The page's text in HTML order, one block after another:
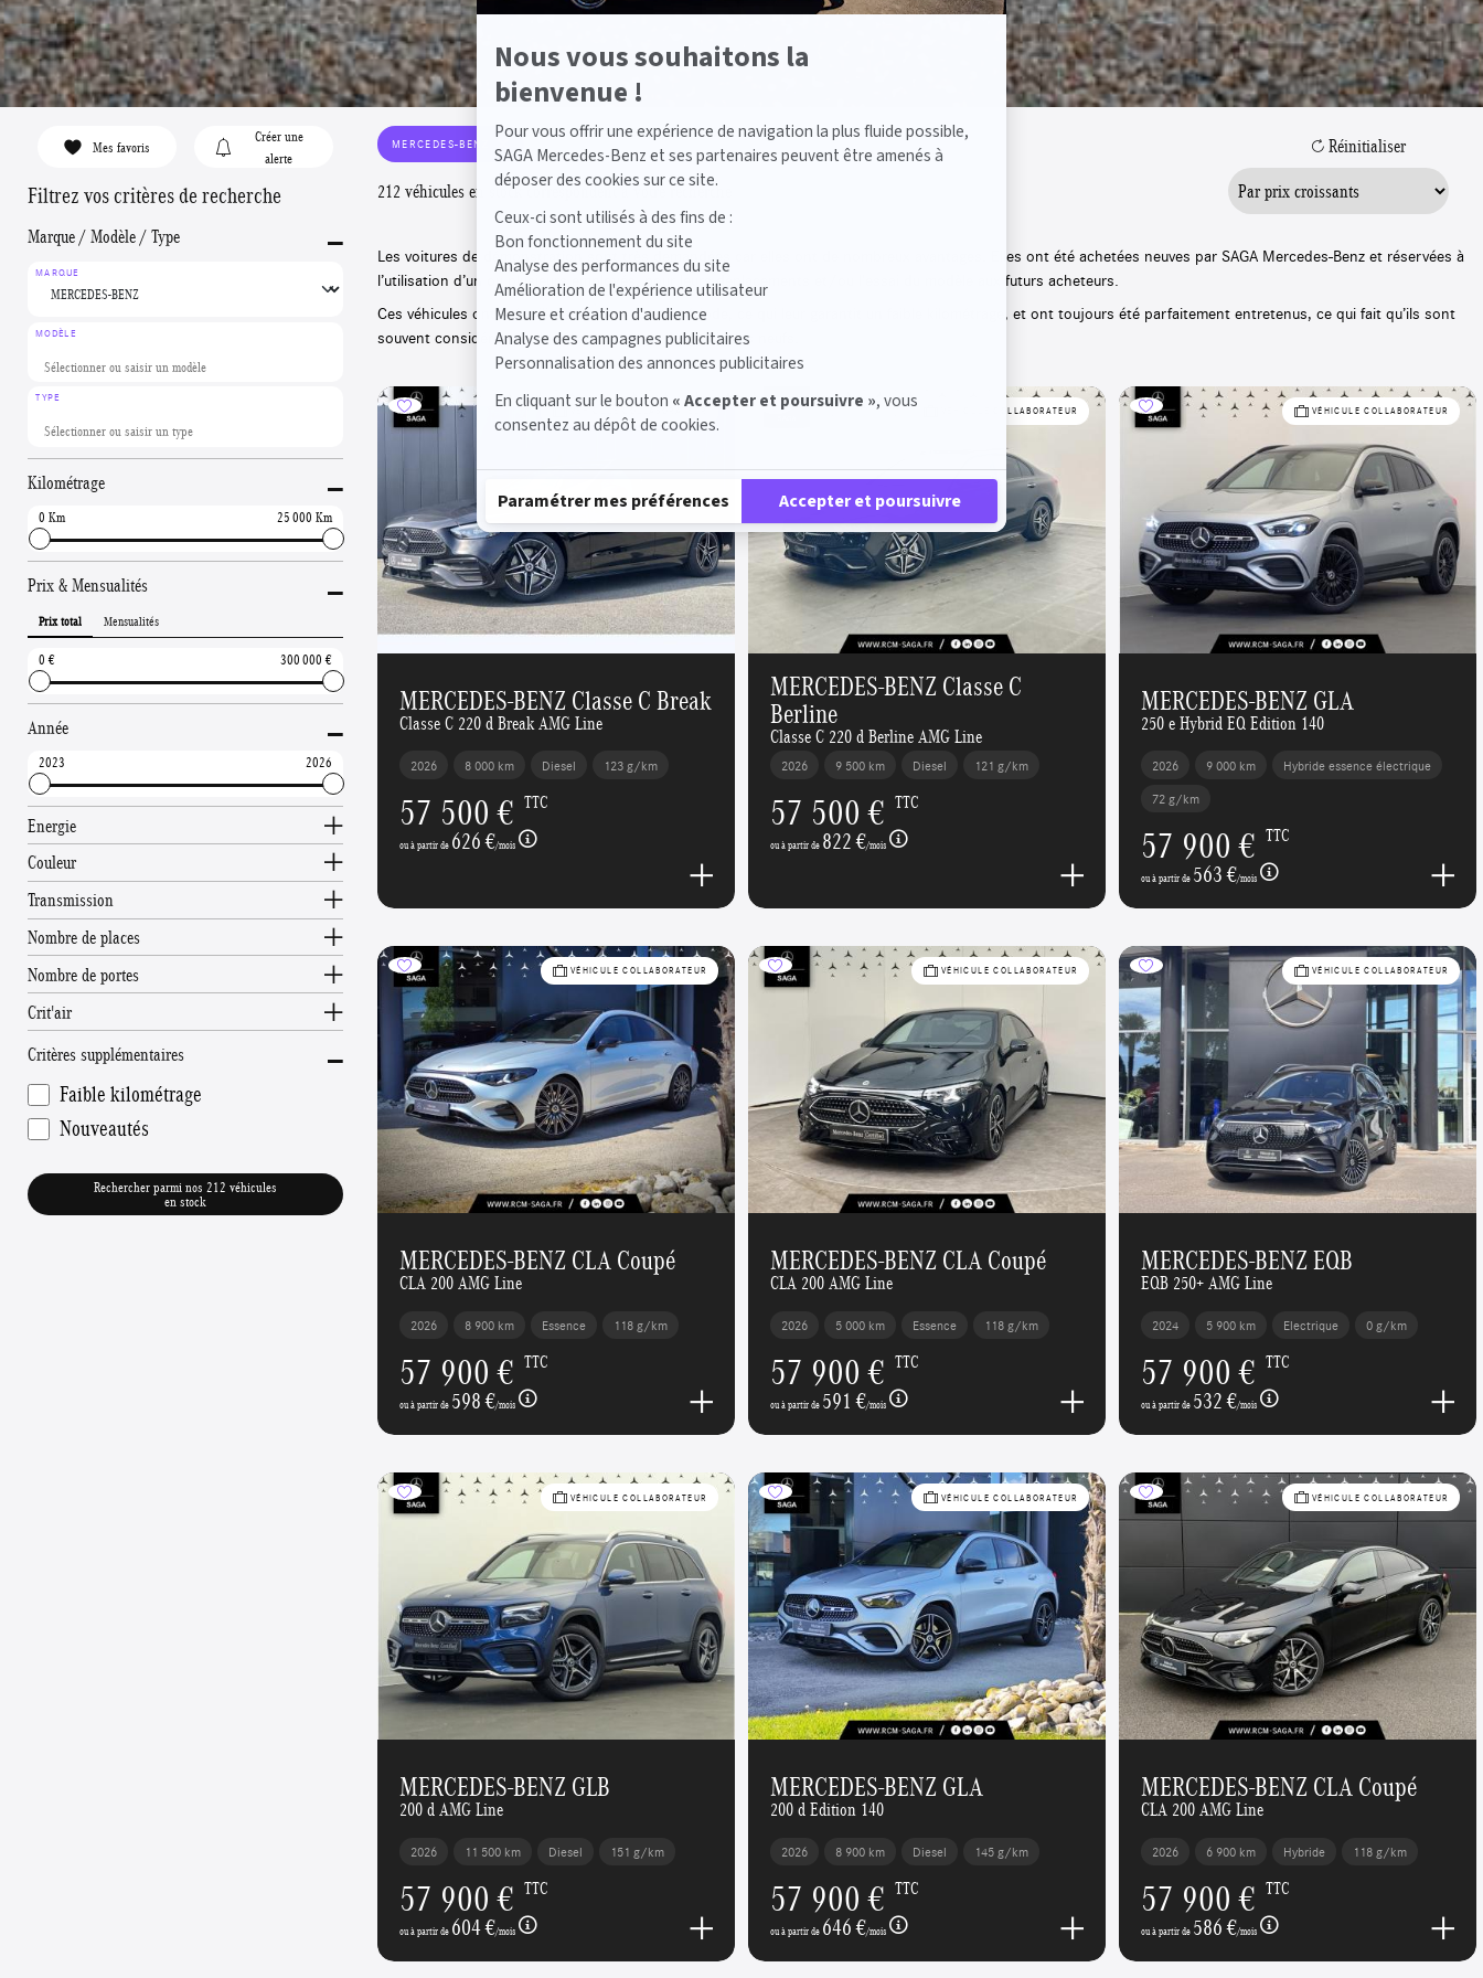
Nous vous souhaitons la
bienvenue !
Pour vous offrir une expérience de navigation la plus fluide possible,
SAGA Mercedes-Benz et ses partenaires peuvent être amenés à
déposer des cookies sur ce site.
Ceux-ci sont utilisés à des fins de :
Bon fonctionnement du site
Analyse des performances du site
Amélioration de l'expérience utilisateur
Mesure et création d'audience
Analyse des campagnes publicitaires
Personnalisation des annonces publicitaires
En cliquant sur le bouton « Accepter et poursuivre », vous
consentez au dépôt de cookies.
Paramétrer mes préférences Accepter et poursuivre
Mes favoris
Créer une
alerte
Filtrez vos critères de recherche
Marque / Modèle / Type -
MARQUE
MODÈLE
TYPE
Kilométrage -
0 25 000
Prix & Mensualités -
Prix total Mensualités
0 300 000
Année -
2023 2026
Energie
Couleur
Transmission
Nombre de places
Nombre de portes
Crit'air
Critères supplémentaires
-
Faible kilométrage
Nouveautés
Rechercher parmi nos 212 véhicules
en stock
MERCEDES-BENZ
Réinitialiser
212 véhicules en stock correspondent à votre recherche
Les voitures de démonstration sont très demandées car elles ont de nombreux avantages. Elles ont été achetées neuves par SAGA Mercedes-Benz et réservées à
l’utilisation d’un ou plusieurs employés, pour leurs déplacements et/ou l’essai du modèle aux futurs acheteurs.
Ces véhicules ont été utilisés sur une courte période, ce qui leur garantit un faible kilométrage, et ont toujours été parfaitement entretenus, ce qui fait qu’ils sont
souvent considérés par les clients comme des véhicules neufs.
VÉHICULE COLLABORATEUR
MERCEDES-BENZ Classe C Break
Classe C 220 d Break AMG Line
2026 8 000 km Diesel 123 g/km
57 500 € TTC
ou à partir de 626 €/mois
VÉHICULE COLLABORATEUR
MERCEDES-BENZ Classe C
Berline
Classe C 220 d Berline AMG Line
2026 9 500 km Diesel 121 g/km
57 500 € TTC
ou à partir de 822 €/mois
VÉHICULE COLLABORATEUR
MERCEDES-BENZ GLA
250 e Hybrid EQ Edition 140
2026 9 000 km Hybride essence électrique
72 g/km
57 900 € TTC
ou à partir de 563 €/mois
VÉHICULE COLLABORATEUR
MERCEDES-BENZ CLA Coupé
CLA 200 AMG Line
2026 8 900 km Essence 118 g/km
57 900 € TTC
ou à partir de 598 €/mois
VÉHICULE COLLABORATEUR
MERCEDES-BENZ CLA Coupé
CLA 200 AMG Line
2026 5 000 km Essence 118 g/km
57 900 € TTC
ou à partir de 591 €/mois
VÉHICULE COLLABORATEUR
MERCEDES-BENZ EQB
EQB 250+ AMG Line
2024 5 900 km Electrique 0 g/km
57 900 € TTC
ou à partir de 532 €/mois
VÉHICULE COLLABORATEUR
MERCEDES-BENZ GLB
200 d AMG Line
2026 11 500 km Diesel 151 g/km
57 900 € TTC
ou à partir de 604 €/mois
VÉHICULE COLLABORATEUR
MERCEDES-BENZ GLA
200 d Edition 140
2026 8 900 km Diesel 145 g/km
57 900 € TTC
ou à partir de 646 €/mois
VÉHICULE COLLABORATEUR
MERCEDES-BENZ CLA Coupé
CLA 200 AMG Line
2026 6 900 km Hybride 118 g/km
57 900 € TTC
ou à partir de 586 €/mois